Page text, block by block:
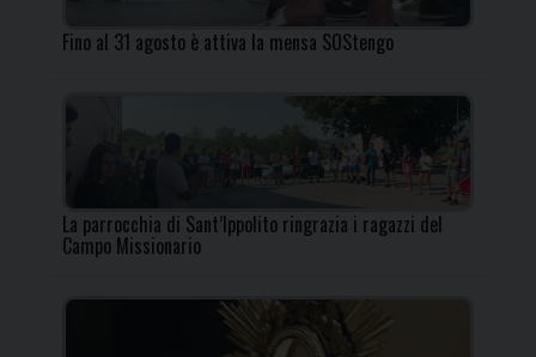
Fino al 31 agosto è attiva la mensa SOStengo
La parrocchia di Sant’Ippolito ringrazia i ragazzi del
Campo Missionario